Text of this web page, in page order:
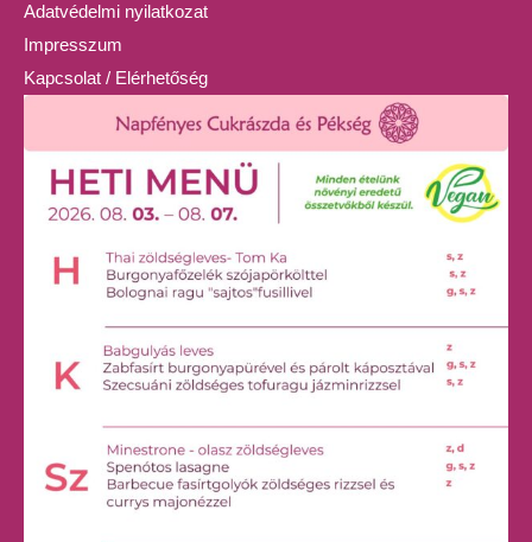
Adatvédelmi nyilatkozat
Impresszum
Kapcsolat / Elérhetőség